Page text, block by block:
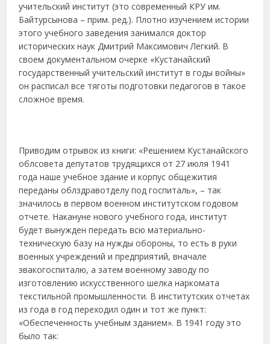
учительский институт (это современный КРУ им.
Байтурсынова – прим. ред.). Плотно изучением истории
этого учебного заведения занимался доктор
исторических наук Дмитрий Максимович Легкий. В
своем документальном очерке «Кустанайский
государственный учительский институт в годы войны»
он расписал все тяготы подготовки педагогов в такое
сложное время.
Приводим отрывок из книги: «Решением Кустанайского
облсовета депутатов трудящихся от 27 июля 1941
года наше учебное здание и корпус общежития
переданы облздравотделу под госпиталь», – так
значилось в первом военном институтском годовом
отчете. Накануне нового учебного года, институт
будет вынужден передать всю материально-
техническую базу на нужды обороны, то есть в руки
военных учреждений и предприятий, вначале
эвакогоспиталю, а затем военному заводу по
изготовлению искусственного шелка наркомата
текстильной промышленности. В институтских отчетах
из года в год переходил один и тот же пункт:
«Обеспеченность учебным зданием». В 1941 году это
было так: